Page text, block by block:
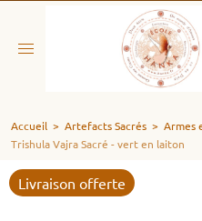
Accueil > Artefacts Sacrés > Armes
Trishula Vajra Sacré - vert en laiton
Livraison offerte